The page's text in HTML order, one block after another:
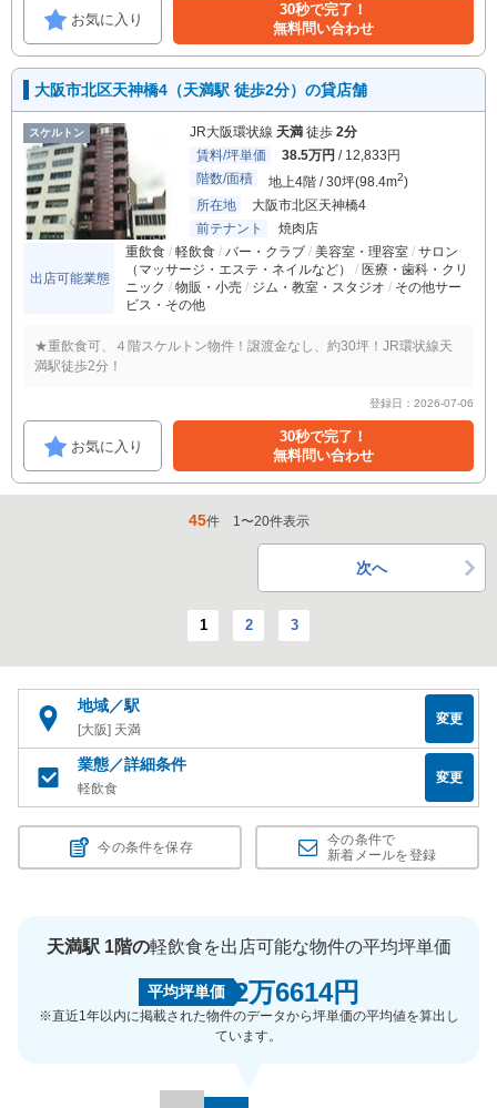
お気に入り
30秒で完了！
無料問い合わせ
大阪市北区天神橋4（天満駅 徒歩2分）の貸店舗
スケルトン JR大阪環状線 天満 徒歩 2分
賃料/坪単価
38.5万円 / 12,833円
階数/面積
地上4階 / 30坪(98.4m2)
所在地
大阪市北区天神橋4
前テナント
焼肉店
出店可能業態
重飲食 軽飲食 バー・クラブ 美容室・理容室
サロン
（マッサージ・エステ・ネイルなど）
医療・歯科・クリ
ニック
物販・小売 ジム・教室・スタジオ
その他サー
ビス・その他
★重飲食可、４階スケルトン物件！譲渡金なし、約30坪！JR環状線天
満駅徒歩2分！
登録日：2026-07-06
お気に入り
30秒で完了！
無料問い合わせ
45件 1〜20件表示
次へ
1 2 3
地域／駅
[大阪] 天満
変更
業態／詳細条件
軽飲食
変更
今の条件を保存
今の条件で
新着メールを登録
天満駅 1階の軽飲食を出店可能な物件の平均坪単価
平均坪単価 2万6614円
※直近1年以内に掲載された物件のデータから坪単価の平均値を算出し
ています。